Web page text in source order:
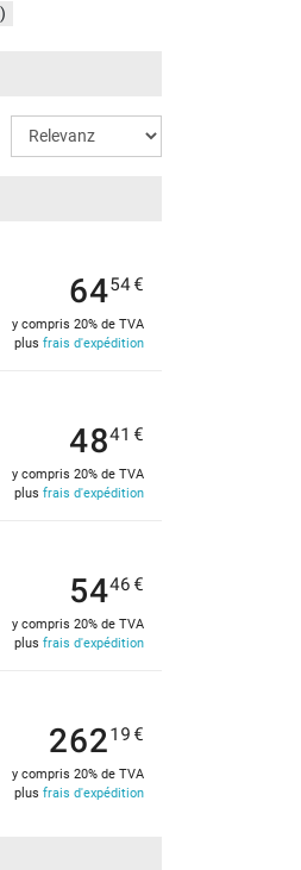
6454€
y compris 20% de TVA
plus frais d'expédition
4841 €
y compris 20% de TVA
plus frais d'expédition
5446 €
y compris 20% de TVA
plus frais d'expédition
26219 €
y compris 20% de TVA
plus frais d'expédition